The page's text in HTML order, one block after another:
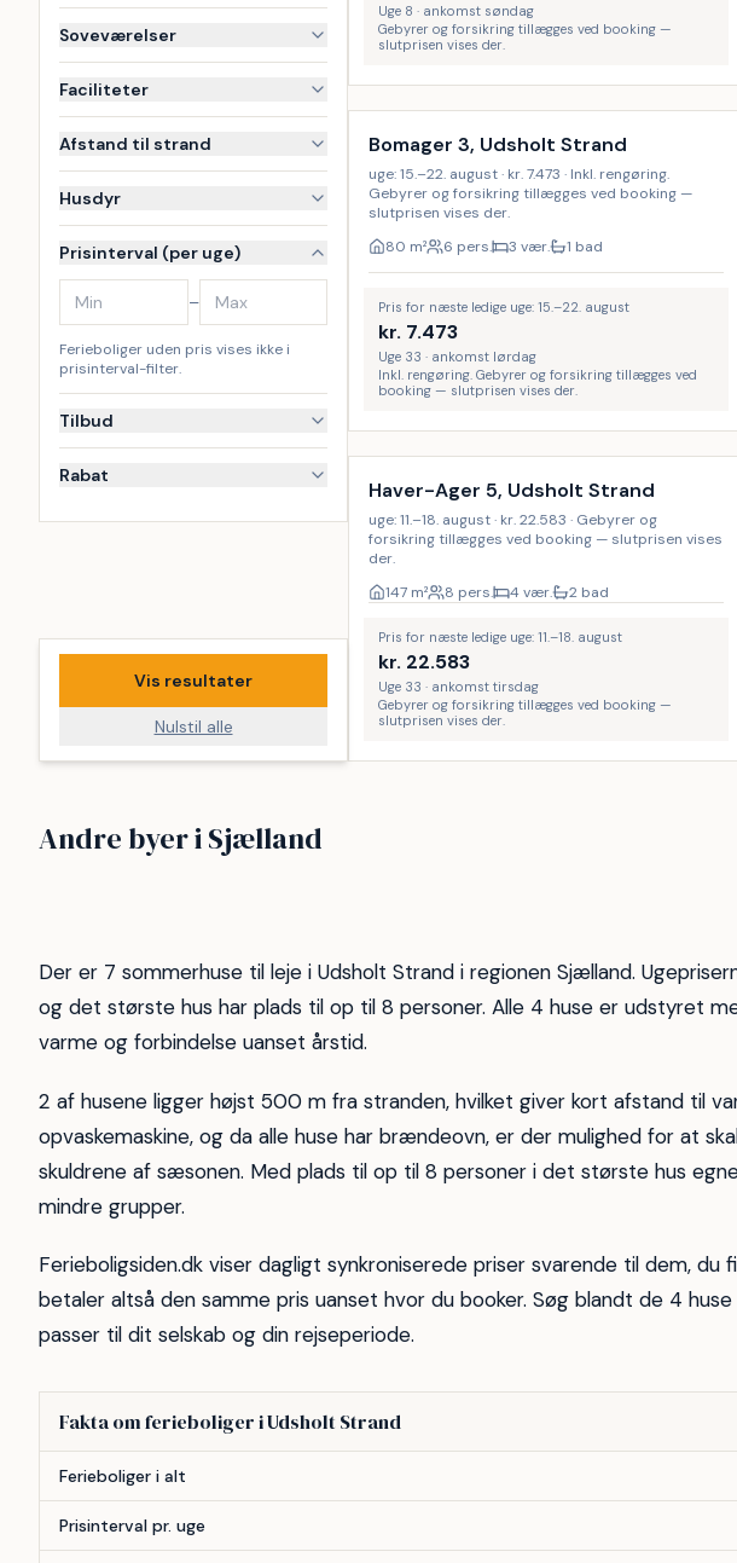
Soveværelser
Faciliteter
Afstand til strand
Husdyr
Prisinterval (per uge)
–
Ferieboliger uden pris vises ikke i
prisinterval-filter.
Tilbud
Rabat
Vis resultater
Nulstil alle
Uge 8 · ankomst søndag
Gebyrer og forsikring tillægges ved booking —
slutprisen vises der.
Inkl. rengøring
Bomager 3, Udsholt Strand
uge: 15.–22. august · kr. 7.473 · Inkl. rengøring.
Gebyrer og forsikring tillægges ved booking —
slutprisen vises der.
80 m² 6 pers. 3 vær. 1 bad
Pris for næste ledige uge: 15.–22. august
kr. 7.473
Uge 33 · ankomst lørdag
Inkl. rengøring. Gebyrer og forsikring tillægges ved
booking — slutprisen vises der.
Haver-Ager 5, Udsholt Strand
uge: 11.–18. august · kr. 22.583 · Gebyrer og
forsikring tillægges ved booking — slutprisen vises
der.
147 m² 8 pers. 4 vær. 2 bad
Pris for næste ledige uge: 11.–18. august
kr. 22.583
Uge 33 · ankomst tirsdag
Gebyrer og forsikring tillægges ved booking —
slutprisen vises der.
Andre byer i Sjælland
22
Tisvilde hegn
Der er 7 sommerhuse til leje i Udsholt Strand i regionen Sjælland.
og det største hus har plads til op til 8 personer. Alle 4 huse er udstyret
varme og forbindelse uanset årstid.
2 af husene ligger højst 500 m fra stranden, hvilket giver kort afstand til
opvaskemaskine, og da alle huse har brændeovn, er der mulighed for at
skuldrene af sæsonen. Med plads til op til 8 personer i det største hus
mindre grupper.
Ferieboligsiden.dk viser dagligt synkroniserede priser svarende til dem,
betaler altså den samme pris uanset hvor du booker. Søg blandt de 4
passer til dit selskab og din rejseperiode.
Fakta om ferieboliger i Udsholt Strand
Ferieboliger i alt
Prisinterval pr. uge